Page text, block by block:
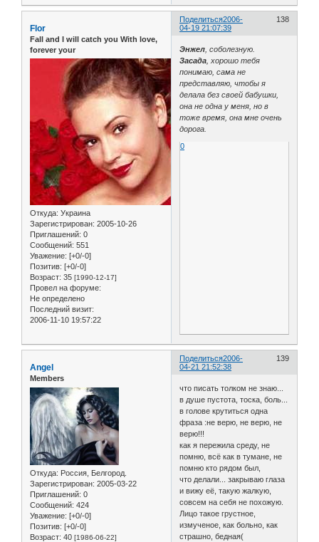
Поделиться 138
2006-
04-19 21:07:39
Flor
Fall and I will catch you With love,
forever your
Откуда: Украина
Зарегистрирован: 2005-10-26
Приглашений: 0
Сообщений: 551
Уважение: [+0/-0]
Позитив: [+0/-0]
Возраст: 35 [1990-12-17]
Провел на форуме:
Не определено
Последний визит:
2006-11-10 19:57:22
Энжел , соболезную.
Засада , хорошо тебя
понимаю, сама не
представляю, чтобы я
делала без своей бабушки,
она не одна у меня, но в
тоже время, она мне очень
дорога.
0
Поделиться 139
2006-
04-21 21:52:38
Angel
Members
Откуда: Россия, Белгород.
Зарегистрирован: 2005-03-22
Приглашений: 0
Сообщений: 424
Уважение: [+0/-0]
Позитив: [+0/-0]
Возраст: 40 [1986-06-22]
что писать толком не знаю...
в душе пустота, тоска, боль...
в голове крутиться одна
фраза :не верю, не верю, не
верю!!!
как я пережила среду, не
помню, всё как в тумане, не
помню кто рядом был,
что делали... закрываю глаза
и вижу её, такую жалкую,
совсем на себя не похожую.
Лицо такое грустное,
измученое, как больно, как
страшно, бедная(